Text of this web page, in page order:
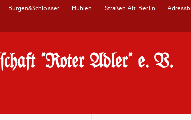
Burgen&Schlösser Mühlen Straßen Alt-Berlin
"Roter Adler" e. V.